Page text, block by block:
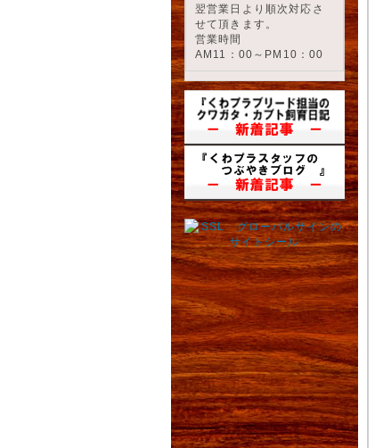
翌営業日より順次対応さ
せて頂きます。
営業時間
AM11：00～PM10：00